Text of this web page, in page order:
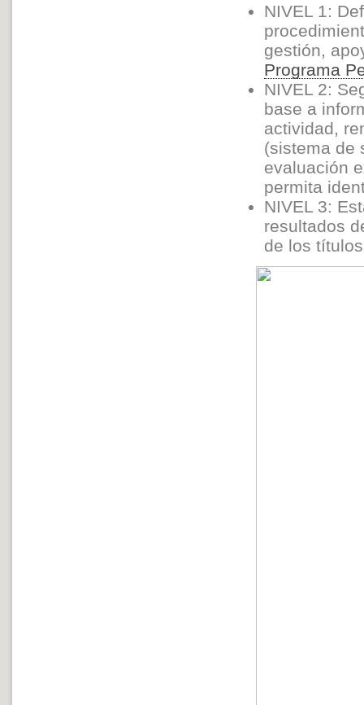
NIVEL 1:
gestión,
Programa
NIVEL 2:
base a
actividad,
(sistema de
evaluación
permita
NIVEL 3:
resultados
de los